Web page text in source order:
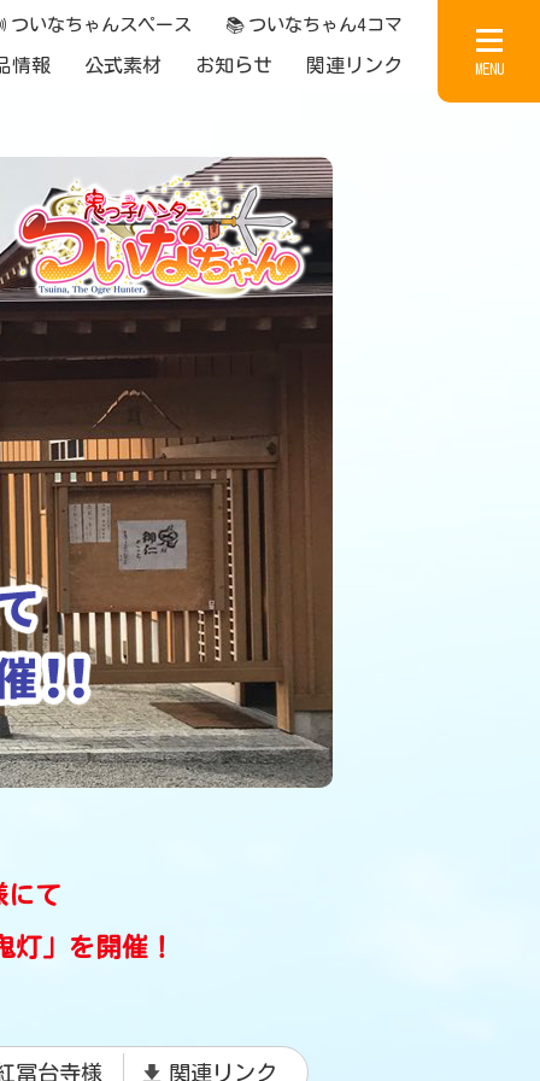
ついなちゃんスペース 📚 ついなちゃん4コマ
情報 公式素材 お知らせ 関連リンク MENU
にて
」を開催！
冨台寺様 関連リンク